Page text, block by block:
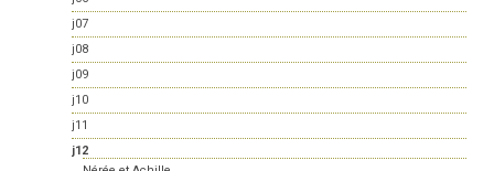
j07
j08
j09
j10
j11
j12